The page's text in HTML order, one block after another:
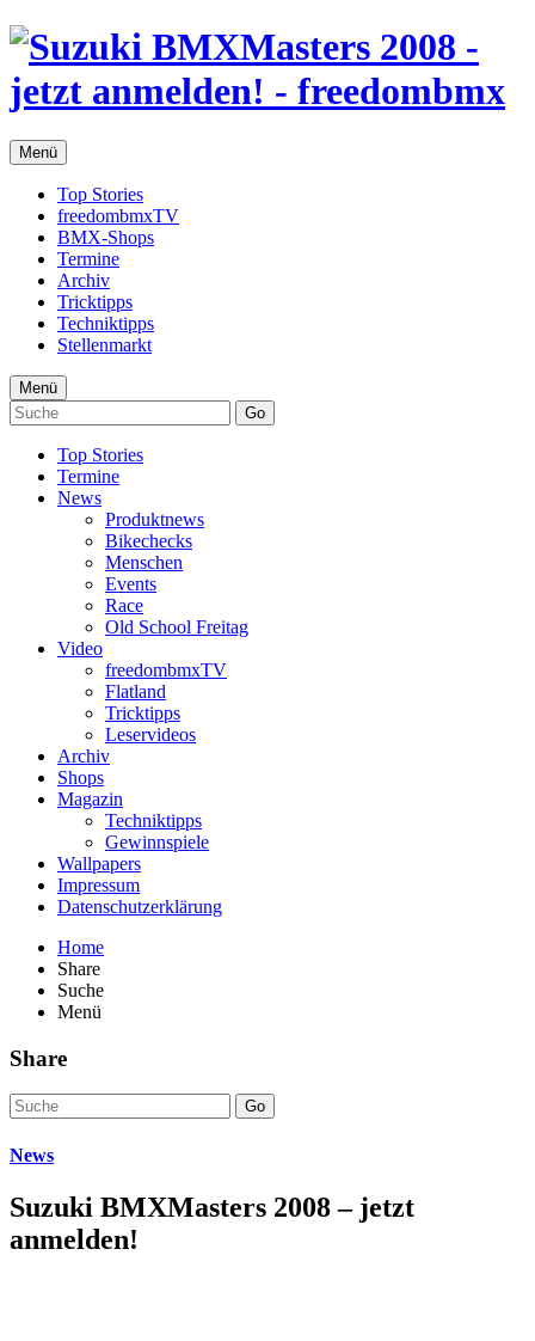
Menü
Top Stories
freedombmxTV
BMX-Shops
Termine
Archiv
Tricktipps
Techniktipps
Stellenmarkt
Menü
Go
Top Stories
Termine
News
Produktnews
Bikechecks
Menschen
Events
Race
Old School Freitag
Video
freedombmxTV
Flatland
Tricktipps
Leservideos
Archiv
Shops
Magazin
Techniktipps
Gewinnspiele
Wallpapers
Impressum
Datenschutzerklärung
Home
Share
Suche
Menü
Share
Go
News
Suzuki BMXMasters 2008 – jetzt
anmelden!